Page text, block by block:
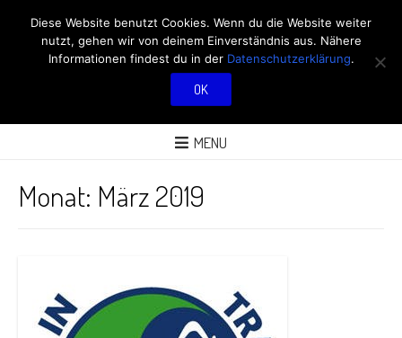
RÖBÜS OUTDOOR
BLOG
MENU
Monat: März 2019
Diese Website benutzt Cookies. Wenn du die Website weiter
nutzt, gehen wir von deinem Einverständnis aus. Nähere
Informationen findest du in der Datenschutzerklärung.
OK